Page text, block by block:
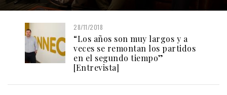
28/11/2018
“Los años son muy largos y a
veces se remontan los partidos
en el segundo tiempo”
[Entrevista]